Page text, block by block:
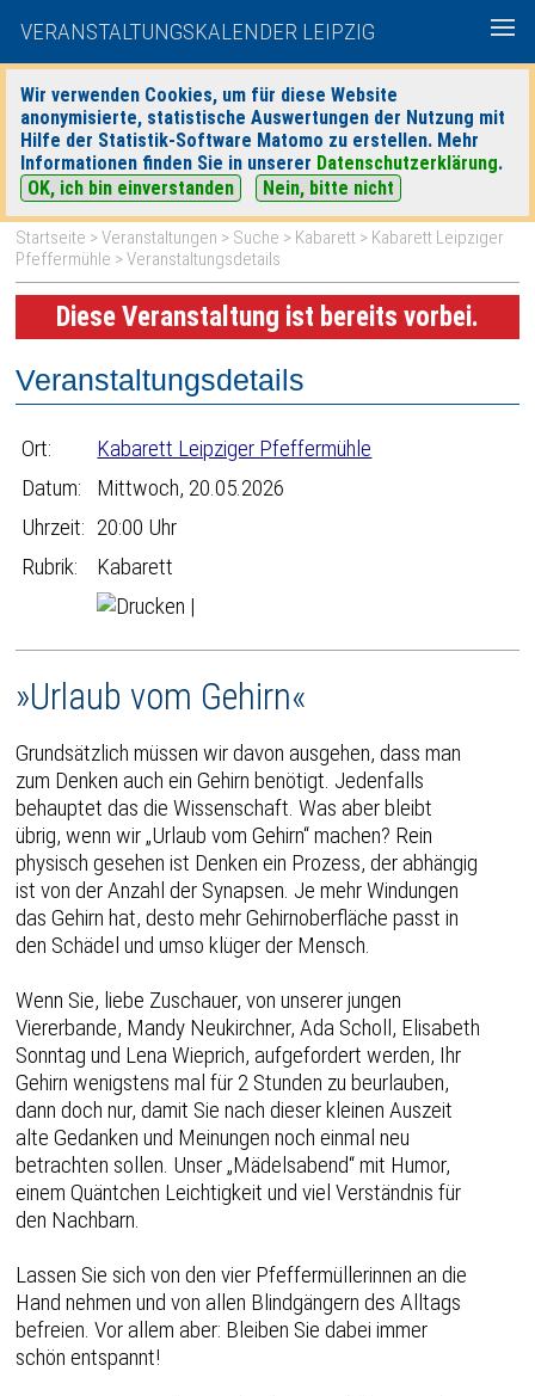
VERANSTALTUNGSKALENDER LEIPZIG
Wir verwenden Cookies, um für diese Website
anonymisierte, statistische Auswertungen der Nutzung mit
Hilfe der Statistik-Software Matomo zu erstellen. Mehr
Informationen finden Sie in unserer Datenschutzerklärung.
OK, ich bin einverstanden
Nein, bitte nicht
heute|morgen| Detaillierte Suche
Startseite >Veranstaltungen > Suche > Kabarett > Kabarett Leipziger
Pfeffermühle > Veranstaltungsdetails
Diese Veranstaltung ist bereits vorbei.
Veranstaltungsdetails
Ort:
Kabarett Leipziger Pfeffermühle
Datum:
Mittwoch, 20.05.2026
Uhrzeit: 20:00 Uhr
Rubrik:
Kabarett
|
»Urlaub vom Gehirn«
Grundsätzlich müssen wir davon ausgehen, dass man
zum Denken auch ein Gehirn benötigt. Jedenfalls
behauptet das die Wissenschaft. Was aber bleibt
übrig, wenn wir „Urlaub vom Gehirn“ machen? Rein
physisch gesehen ist Denken ein Prozess, der abhängig
ist von der Anzahl der Synapsen. Je mehr Windungen
das Gehirn hat, desto mehr Gehirnoberfläche passt in
den Schädel und umso klüger der Mensch.
Wenn Sie, liebe Zuschauer, von unserer jungen
Viererbande, Mandy Neukirchner, Ada Scholl, Elisabeth
Sonntag und Lena Wieprich, aufgefordert werden, Ihr
Gehirn wenigstens mal für 2 Stunden zu beurlauben,
dann doch nur, damit Sie nach dieser kleinen Auszeit
alte Gedanken und Meinungen noch einmal neu
betrachten sollen. Unser „Mädelsabend“ mit Humor,
einem Quäntchen Leichtigkeit und viel Verständnis für
den Nachbarn.
Lassen Sie sich von den vier Pfeffermüllerinnen an die
Hand nehmen und von allen Blindgängern des Alltags
befreien. Vor allem aber: Bleiben Sie dabei immer
schön entspannt!